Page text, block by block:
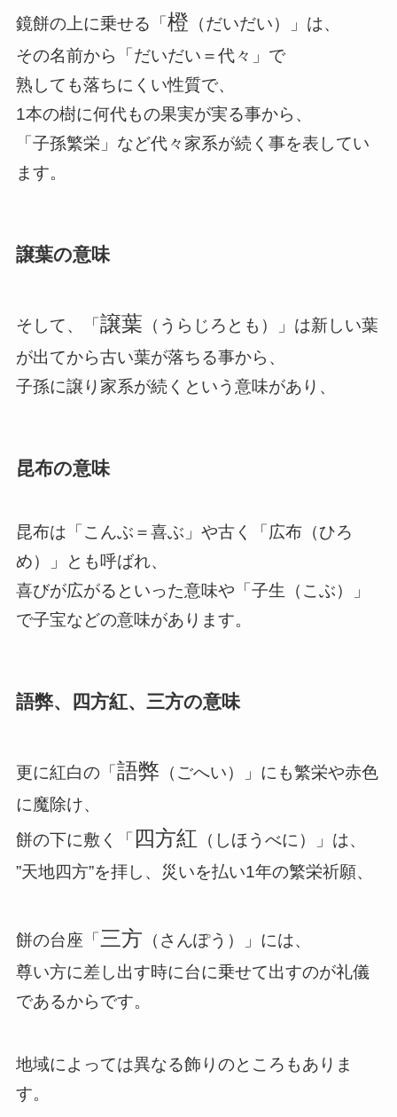
鏡餅の上に乗せる「 橙 （だいだい）」は、
その名前から「だいだい＝代々」で
熟しても落ちにくい性質で、
1本の樹に何代もの果実が実る事から、
「子孫繁栄」など代々家系が続く事を表してい
ます。
譲葉の意味
そして、「譲葉 （うらじろとも）」は新しい葉
が出てから古い葉が落ちる事から、
子孫に譲り家系が続くという意味があり、
昆布の意味
昆布は「こんぶ＝喜ぶ」や古く「広布（ひろ
め）」とも呼ばれ、
喜びが広がるといった意味や「子生（こぶ）」
で子宝などの意味があります。
語弊、四方紅、三方の意味
更に紅白の「語弊 （ごへい）」にも繁栄や赤色
に魔除け、
餅の下に敷く「 四方紅 （しほうべに）」は、
”天地四方”を拝し、災いを払い1年の繁栄祈願、
餅の台座「 三方 （さんぽう）」には、
尊い方に差し出す時に台に乗せて出すのが礼儀
であるからです。
地域によっては異なる飾りのところもありま
す。